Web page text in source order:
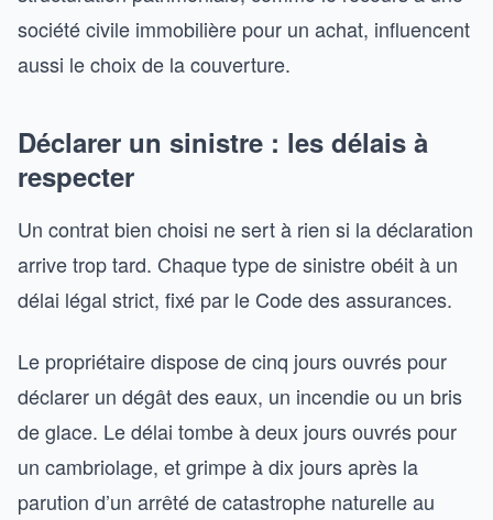
société civile immobilière pour un achat, influencent
aussi le choix de la couverture.
Déclarer un sinistre : les délais à
respecter
Un contrat bien choisi ne sert à rien si la déclaration
arrive trop tard. Chaque type de sinistre obéit à un
délai légal strict, fixé par le Code des assurances.
Le propriétaire dispose de cinq jours ouvrés pour
déclarer un dégât des eaux, un incendie ou un bris
de glace. Le délai tombe à deux jours ouvrés pour
un cambriolage, et grimpe à dix jours après la
parution d’un arrêté de catastrophe naturelle au